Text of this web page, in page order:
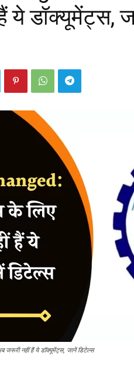
ये डॉक्यूमेंट्स,
नहीं हैं ये डॉक्यूमेंट्स, जानें डिटेल्स